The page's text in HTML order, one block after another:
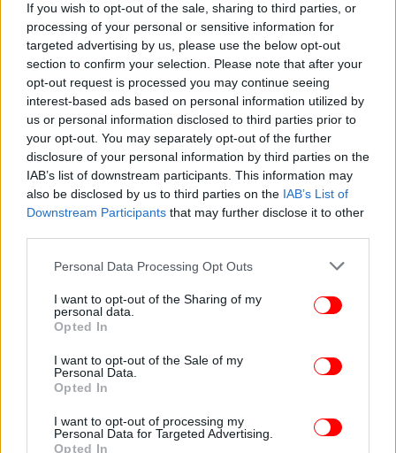
If you wish to opt-out of the sale, sharing to third parties, or
processing of your personal or sensitive information for
targeted advertising by us, please use the below opt-out
section to confirm your selection. Please note that after your
opt-out request is processed you may continue seeing
interest-based ads based on personal information utilized by
us or personal information disclosed to third parties prior to
your opt-out. You may separately opt-out of the further
disclosure of your personal information by third parties on the
IAB’s list of downstream participants. This information may
also be disclosed by us to third parties on the IAB’s List of
Downstream Participants that may further disclose it to other
Please note that this website/app uses one or more Google
not limited to your visit or usage behaviour. You may click to
grant or deny consent to Google and its third-party tags to
use your data for below specified purposes in below Google
consent section.
Personal Data Processing Opt Outs
I want to opt-out of the Sharing of my
personal data.
Opted In
I want to opt-out of the Sale of my
Personal Data.
Opted In
I want to opt-out of processing my
Personal Data for Targeted Advertising.
Opted In
«Ντρεπόμουν ακόμη και να το πω. Αλλά ήταν κάτι
που έπρεπε να κάνω. Και σίγουρα κάτι που δεν
θέλω να ξαναπεράσω!», είπε ο 38χρονος
Ακολουθήστε το στο Google Newsκαι μάθετε
πρώτοι όλες τις ειδήσεις
Δείτε όλες τις τελευταίεςΕιδήσειςαπό την Ελλάδα και τον Κόσμο,
στο
ΕΙΔΉΣΕΙΣ
ΜΆΝΤΣΕΣΤΕΡ ΓΙΟΥΝΆΙΤΕΝΤ
ΝΤΈΙΒΙΝΤ ΜΠΈΚΑΜ
ΤΕΛΕΤΉ ΜΎΗΣΗΣ